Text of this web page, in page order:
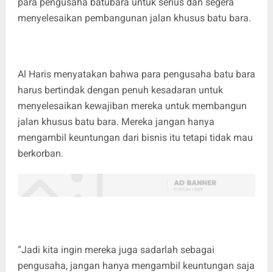
menyelesaikan pembangunan jalan khusus batu bara.
Al Haris menyatakan bahwa para pengusaha batu bara
harus bertindak dengan penuh kesadaran untuk
menyelesaikan kewajiban mereka untuk membangun
jalan khusus batu bara. Mereka jangan hanya
mengambil keuntungan dari bisnis itu tetapi tidak mau
berkorban.
“Jadi kita ingin mereka juga sadarlah sebagai
pengusaha, jangan hanya mengambil keuntungan saja